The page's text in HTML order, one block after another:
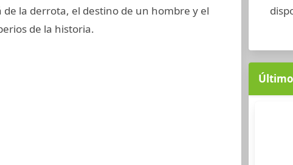
de la derrota, el destino de un hombre y el
de la historia.